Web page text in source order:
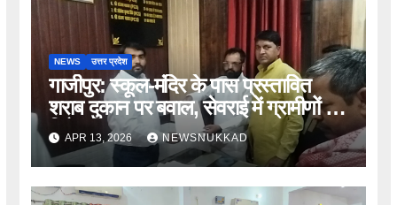
NEWS उत्तर प्रदेश
गाजीपुर: स्कूल-मंदिर के पास प्रस्तावित
शराब दुकान पर बवाल, सेवराई में ग्रामीणों का
विरोध
APR 13, 2026 NEWSNUKKAD